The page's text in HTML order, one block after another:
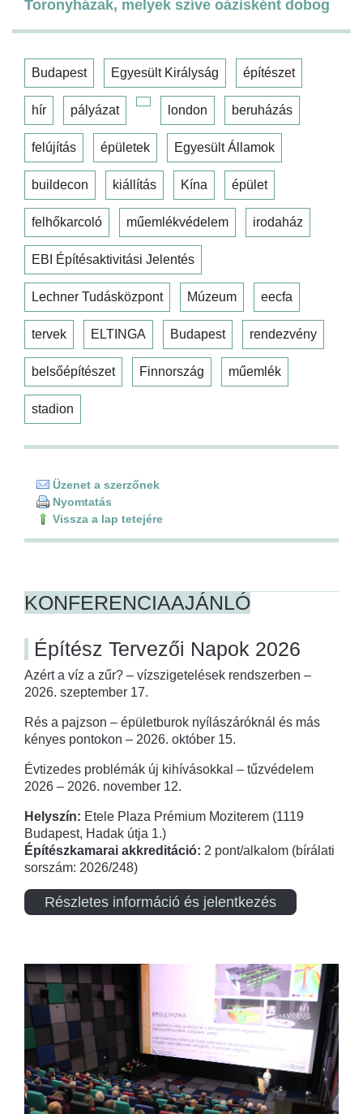
Toronyházak, melyek szíve oázisként dobog
Budapest Egyesült Királyság építészet
hír pályázat london beruházás
felújítás épületek Egyesült Államok
buildecon kiállítás Kína épület
felhőkarcoló műemlékvédelem irodaház
EBI Építésaktivitási Jelentés
Lechner Tudásközpont Múzeum eecfa
tervek ELTINGA Budapest rendezvény
belsőépítészet Finnország műemlék
stadion
Üzenet a szerzőnek
Nyomtatás
Vissza a lap tetejére
KONFERENCIAAJÁNLÓ
Építész Tervezői Napok 2026
Azért a víz a zűr? – vízszigetelések rendszerben –
2026. szeptember 17.
Rés a pajzson – épületburok nyílászáróknál és más
kényes pontokon – 2026. október 15.
Évtizedes problémák új kihívásokkal – tűzvédelem
2026 – 2026. november 12.
Helyszín: Etele Plaza Prémium Moziterem (1119
Budapest, Hadak útja 1.)
Építészkamarai akkreditáció: 2 pont/alkalom (bírálati
sorszám: 2026/248)
Részletes információ és jelentkezés